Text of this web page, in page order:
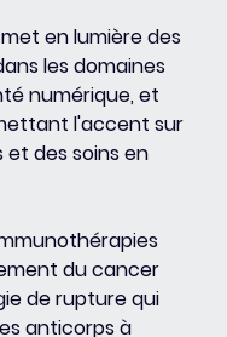
en lumière des
les domaines
numérique, et
l'accent sur
des soins en
du cancer
de rupture qui
anticorps à